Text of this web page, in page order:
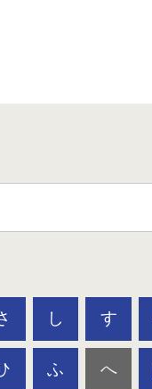
し す
ふ へ